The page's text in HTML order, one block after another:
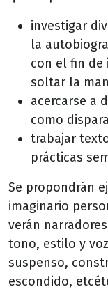
investigar
la
con el fin de
soltar la
acercarse a
como
trabajar
prácticas
Se propondrán
imaginario
verán
tono, estilo y
suspenso,
escondido,